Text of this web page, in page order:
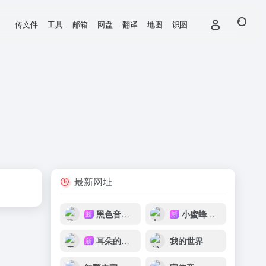
传文件 工具 邮箱 网盘 翻译 地图 识图
最新网址
新 黑色音频DJ 新 小蜜蜂音乐网
新 耳朵的主人 我的世界